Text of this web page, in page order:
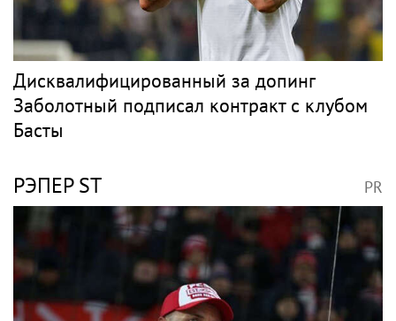
Дисквалифицированный за допинг
Заболотный подписал контракт с клубом
Басты
РЭПЕР ST PR